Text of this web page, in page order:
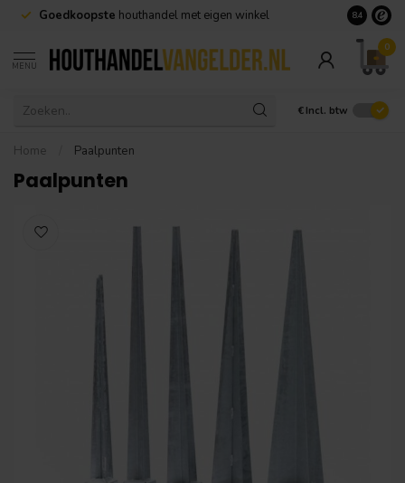
houthandel met eigen winkel Geen minimale afname nodig
8.4
MENU
0
€ Incl. btw
Home Paalpunten
Paalpunten